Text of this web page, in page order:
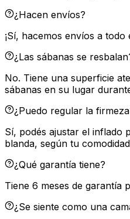
¿Hacen envíos?
¡Sí, hacemos envíos a todo
¿Las sábanas se
No. Tiene una superficie
sábanas en su lugar
¿Puedo regular la
Sí, podés ajustar el inflado
blanda, según tu
¿Qué garantía tiene?
Tiene 6 meses de garantía
¿Se siente como una